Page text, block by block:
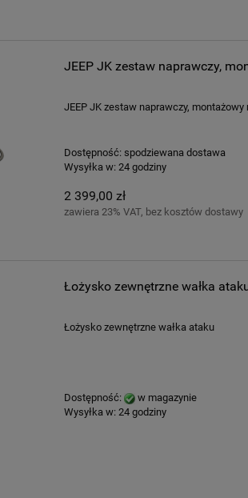
JEEP JK zestaw naprawczy,
JEEP JK zestaw naprawczy, montażowy
Dostępność: spodziewana dostawa
Wysyłka w: 24 godziny
2 399,00 zł
zawiera 23% VAT, bez kosztów dostawy
Łożysko zewnętrzne wałka
Łożysko zewnętrzne wałka ataku
Dostępność:
w magazynie
Wysyłka w: 24 godziny